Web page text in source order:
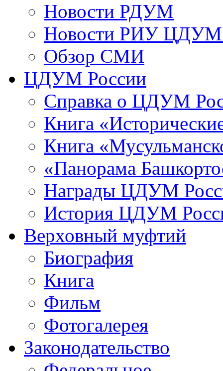
Новости РДУМ
Новости РИУ ЦДУМ
Обзор СМИ
ЦДУМ России
Справка о ЦДУМ
Книга
Книга
«Панорама
Награды ЦДУМ
История ЦДУМ
Верховный муфтий
Биография
Книга
Фильм
Фотогалерея
Законодательство